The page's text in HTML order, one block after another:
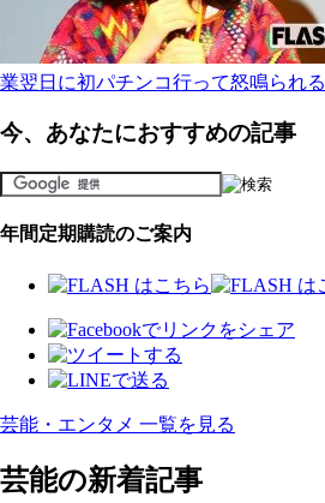
業翌日に初パチンコ行って怒鳴られる
今、あなたにおすすめの記事
年間定期購読のご案内
芸能・エンタメ 一覧を見る
芸能の新着記事